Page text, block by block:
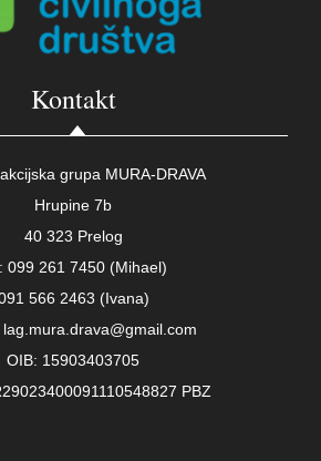
Kontakt
grupa MURA-DRAVA
Hrupine 7b
40 323 Prelog
099 261 7450 (Mihael)
566 2463 (Ivana)
lag.mura.drava@gmail.com
OIB: 15903403705
PBZ